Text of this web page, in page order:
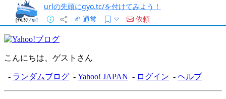
urlの先頭にgyo.tc/を付けてみよう！
通常
依頼